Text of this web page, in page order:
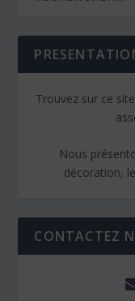
Trouvez sur ce
Nous
décoration,
CONTACTEZ